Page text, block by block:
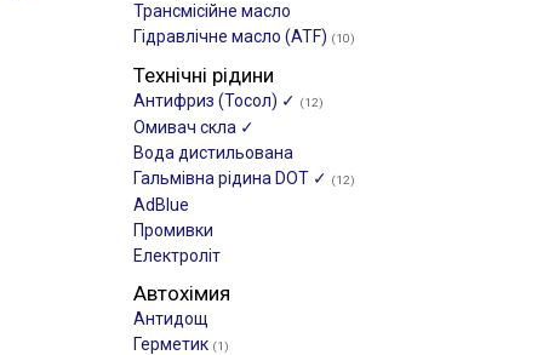
Трансмісійне масло
Гідравлічне масло (ATF) (10)
Технічні рідини
Антифриз (Тосол) ✓ (12)
Омивач скла ✓
Вода дистильована
Гальмівна рідина DOT ✓ (12)
AdBlue
Промивки
Електроліт
Автохімия
Антидощ
Герметик (1)